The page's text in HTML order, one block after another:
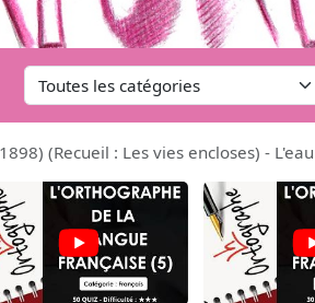
(Recueil : Les vies encloses) -